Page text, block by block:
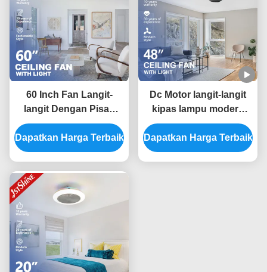
60 Inch Fan Langit-
langit Dengan Pisau
Kayu Dan Cahaya
Dimmable Bldc Motor
Energy Saving
Dapatkan Harga Terbaik
Dc Motor langit-langit
kipas lampu modern
cerdas remote control
penghematan energi
Dapatkan Harga Terbaik